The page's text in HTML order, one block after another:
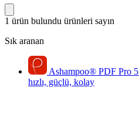
1 ürün bulundu ürünleri sayın
Sık aranan
Ashampoo® PDF Pro 5
hızlı, güçlü, kolay